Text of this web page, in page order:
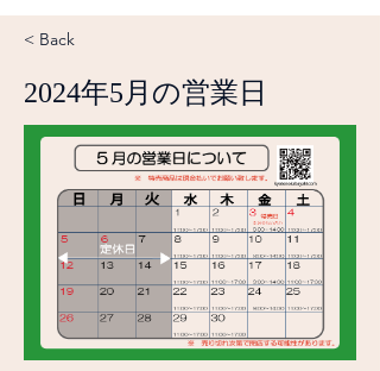
< Back
2024年5月の営業日